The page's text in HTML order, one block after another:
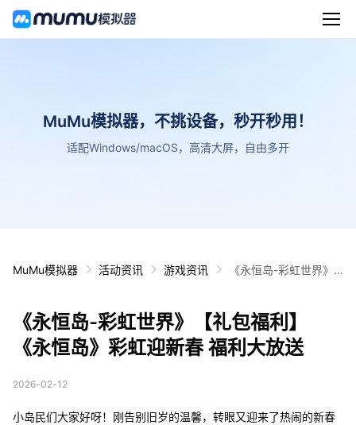
MuMu模拟器，不挑设备，秒开秒用！
适配Windows/macOS，高清大屏，自由多开
MuMu模拟器 活动资讯 游戏资讯
《永恒岛-彩虹世界》
放送
《永恒岛-彩虹世界》【礼包福利】
《永恒岛》彩虹迎新春 福利大放送
2026-02-12
小岛民们大家好呀！刚告别旧岁的温馨，转眼又迎来了热闹的新春